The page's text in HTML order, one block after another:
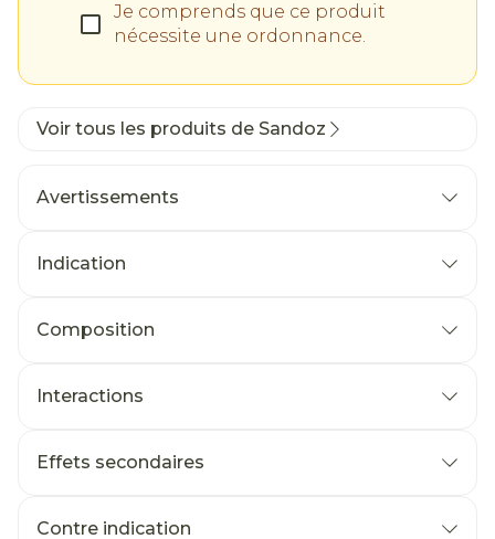
Je comprends que ce produit
nécessite une ordonnance.
Voir tous les produits de Sandoz
Avertissements
Indication
Composition
Interactions
Effets secondaires
Contre indication